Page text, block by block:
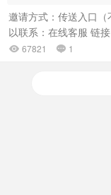
邀请方式：传送入口
以联系：在线客服 链
 67821  1